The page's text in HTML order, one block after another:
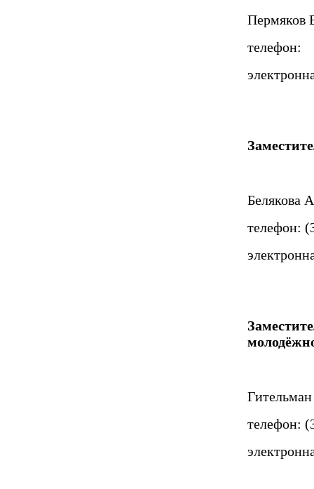
Пермяков
телефон:
Белякова
телефон:
телефон: